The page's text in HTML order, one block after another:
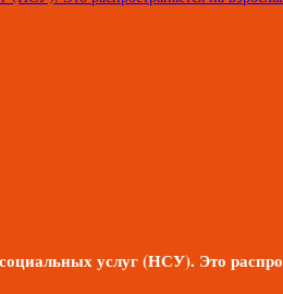
услуг (НСУ). Это